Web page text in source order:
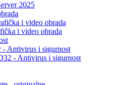
2025
i video obrada
i video obrada
- Antivirus i sigurnost
- Antivirus i sigurnost